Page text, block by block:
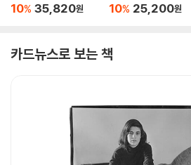
10% 35,820원 10% 25,200원
카드뉴스로 보는 책